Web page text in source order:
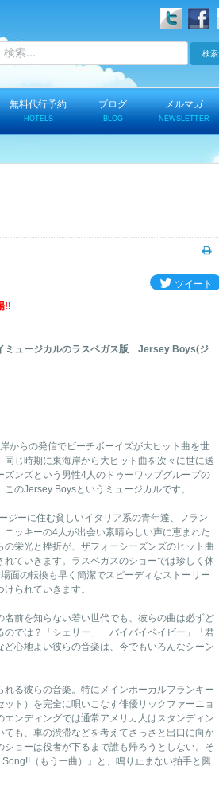
検索
無料代行予約
HOTELS
ブログ
BLOG
メルマガ
NEWSLETTER
!!
ミュージカルのラスベガス版 Jersey Boys(ジ
からの発信でビーチボーイズが大ヒット曲を世
同じ時期に東海岸から大ヒット曲を次々に世に送
ズンズという男性4人のドゥーワップグループの
のJersey Boysというミュージカルです。
ジーに住む貧しいイタリア系の青年達、フラン
ニッキーの4人が出会い素晴らしい声に恵まれた
の栄光と挫折が、ザフォーシーズンズのヒット曲
れていきます。ラスベガスのショーでは珍しく休
面の転換も早く簡潔でスピーディなストーリー
られていきます。
前を知らない若い世代でも、彼らの曲は必ずど
のでは？「シェリー」「バイバイベイビー」「君
ど心地よい彼らの音楽は、今でもいろんなシーン
る彼らの音楽。特にメインボーカルフランキー
ト）を完全に唄いこなす俳優リックファーニョ
エンディングでは通常アメリカ人はスタンディン
ても、車の渋滞などを考えてさっさと出口に向か
ショーは役者が下るまで誰も帰ろうとしない。そ
（もう一曲）」と、鳴り止まない拍手と興
ツイート